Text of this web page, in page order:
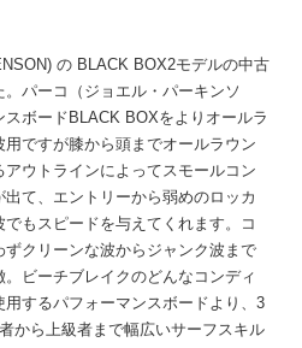
の BLACK BOX2モデルの中古
パーコ（ジョエル・パーキンソ
ボードBLACK BOXをよりオールラ
ですが膝から頭までオールラウン
アウトラインによってスモールコン
て、エントリーから弱めのロッカ
もスピードを与えてくれます。コ
クリーンな波からジャンク波まで
ビーチブレイクのどんなコンディ
するパフォーマンスボードより、3
から上級者まで幅広いサーフスキル